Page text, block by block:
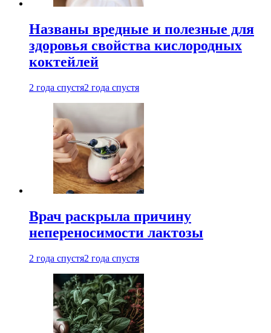
Названы вредные и полезные для
здоровья свойства кислородных
коктейлей
2 года спустя2 года спустя
Врач раскрыла причину
непереносимости лактозы
2 года спустя2 года спустя